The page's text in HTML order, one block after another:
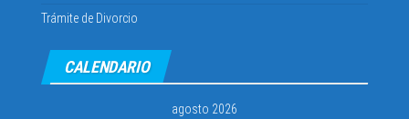
Trámite de Divorcio
CALENDARIO
agosto 2026